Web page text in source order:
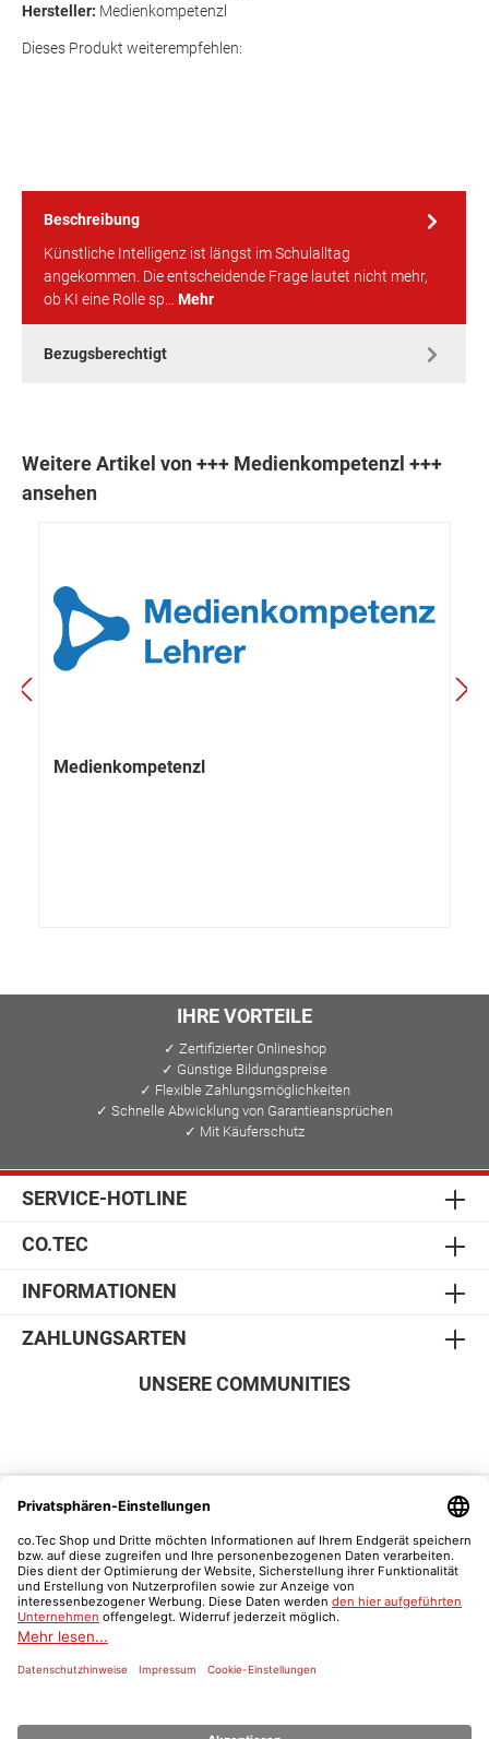
Hersteller: Medienkompetenzl
Dieses Produkt weiterempfehlen:
Beschreibung
Künstliche Intelligenz ist längst im Schulalltag
angekommen. Die entscheidende Frage lautet nicht mehr,
ob KI eine Rolle sp… Mehr
Bezugsberechtigt
Weitere Artikel von +++ Medienkompetenzl +++
ansehen
Medienkompetenzl
IHRE VORTEILE
✓ Zertifizierter Onlineshop
✓ Günstige Bildungspreise
✓ Flexible Zahlungsmöglichkeiten
✓ Schnelle Abwicklung von Garantieansprüchen
✓ Mit Käuferschutz
SERVICE-HOTLINE
CO.TEC
INFORMATIONEN
ZAHLUNGSARTEN
SICHER EINKAUFEN
UNSERE COMMUNITIES